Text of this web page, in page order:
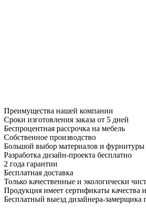
Преимущества нашей компании
Сроки изготовления заказа от 5 дней
Беспроцентная рассрочка на мебель
Собственное производство
Большой выбор материалов и фурнитуры
Разработка дизайн-проекта бесплатно
2 года гарантии
Бесплатная доставка
Только качественные и экологически
Продукция имеет сертификаты качества
Бесплатный выезд дизайнера-замерщика